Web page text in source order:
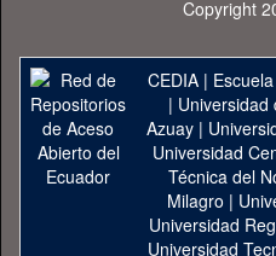
Copyright
CEDIA|
| Universidad
Azuay|
Universidad
Técnica del
Milagro |
Universidad
Universidad